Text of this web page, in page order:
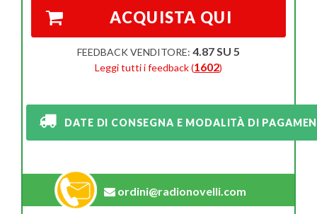
ACQUISTA QUI
FEEDBACK VENDITORE: 4.87 SU 5
Leggi tutti i feedback (1602)
DATE DI CONSEGNA E MODALITÀ DI
ordini@radionovelli.com